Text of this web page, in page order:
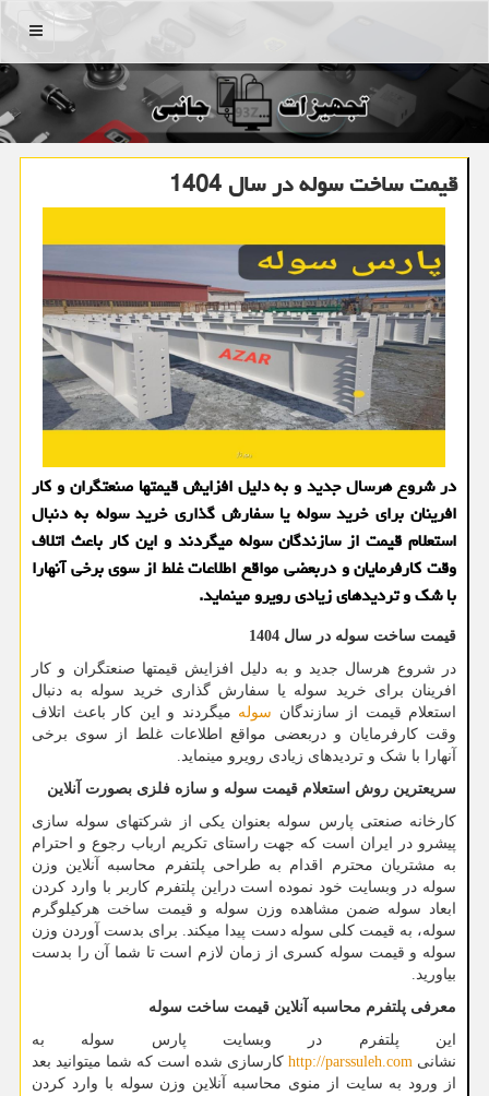
منو
قیمت ساخت سوله در سال 1404
در شروع هرسال جدید و به دلیل افزایش قیمتها صنعتگران و کار
افرینان برای خرید سوله یا سفارش گذاری خرید سوله به دنبال
استعلام قیمت از سازندگان سوله میگردند و این کار باعث اتلاف
وقت کارفرمایان و دربعضی مواقع اطلاعات غلط از سوی برخی آنهارا
با شک و تردیدهای زیادی رویرو مینماید.
قیمت ساخت سوله در سال 1404
در شروع هرسال جدید و به دلیل افزایش قیمتها صنعتگران و کار
افرینان برای خرید سوله یا سفارش گذاری خرید سوله به دنبال
استعلام قیمت از سازندگان سوله میگردند و این کار باعث اتلاف
وقت کارفرمایان و دربعضی مواقع اطلاعات غلط از سوی برخی
آنهارا با شک و تردیدهای زیادی رویرو مینماید.
سریعترین روش استعلام قیمت سوله و سازه فلزی بصورت آنلاین
کارخانه صنعتی پارس سوله بعنوان یکی از شرکتهای سوله سازی
پیشرو در ایران است که جهت راستای تکریم ارباب رجوع و احترام
به مشتریان محترم اقدام به طراحی پلتفرم محاسبه آنلاین وزن
سوله در وبسایت خود نموده است دراین پلتفرم کاربر با وارد کردن
ابعاد سوله ضمن مشاهده وزن سوله و قیمت ساخت هرکیلوگرم
سوله، به قیمت کلی سوله دست پیدا میکند. برای بدست آوردن وزن
سوله و قیمت سوله کسری از زمان لازم است تا شما آن را بدست
بیاورید.
معرفی پلتفرم محاسبه آنلاین قیمت ساخت سوله
این پلتفرم در وبسایت پارس سوله به
نشانی http://parssuleh.com کارسازی شده است که شما میتوانید بعد
از ورود به سایت از منوی محاسبه آنلاین وزن سوله با وارد کردن